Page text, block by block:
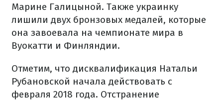
Марине Галицыной. Также украинку
лишили двух бронзовых медалей, которые
она завоевала на чемпионате мира в
Вуокатти и Финляндии.
Отметим, что дисквалификация Натальи
Рубановской начала действовать с
февраля 2018 года. Отстранение